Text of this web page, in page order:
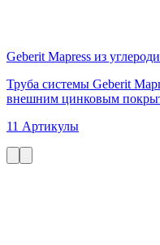
Geberit Mapress из
Труба системы Geberit
внешним цинковым
11 Артикулы